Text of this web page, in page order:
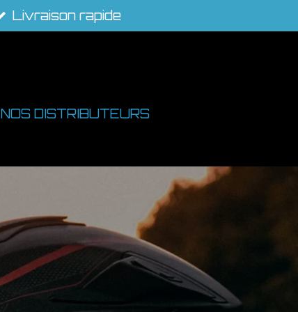
Livraison rapide
NOS DISTRIBUTEURS